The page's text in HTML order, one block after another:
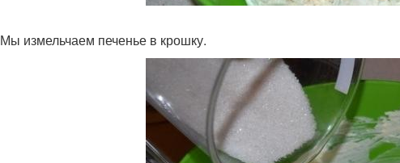
Мы измельчаем печенье в крошку.